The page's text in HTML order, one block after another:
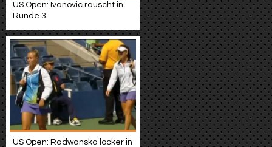
US Open: Ivanovic rauscht in
Runde 3
US Open: Radwanska locker in